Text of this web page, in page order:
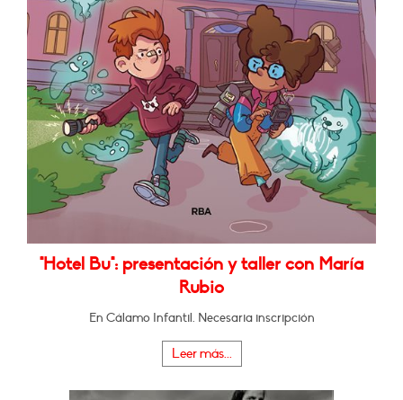
"Hotel Bu": presentación y taller con María
Rubio
En Cálamo Infantil. Necesaria inscripción
Leer más...